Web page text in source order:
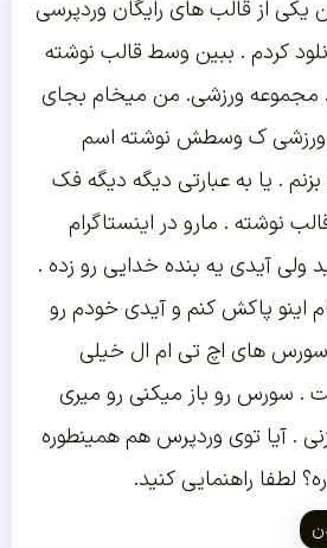
یکی از قالب های رایگان وردپرسی
کردم . ببین وسط قالب نوشته
. مجموعه ورزشی. من میخام بجای
ک وسطش نوشته اسم
. یا به عبارتی دیگه دیگه فک
نوشته . مارو در اینستاگرام
ولی آیدی یه بنده خدایی رو زده .
اینو پاکش کنم و آیدی خودم رو
سورس های اچ تی ام ال خیلی
. سورس رو باز میکنی رو میری
. آیا توی وردپرس هم همینطوره
لطفا راهنمایی کنید.